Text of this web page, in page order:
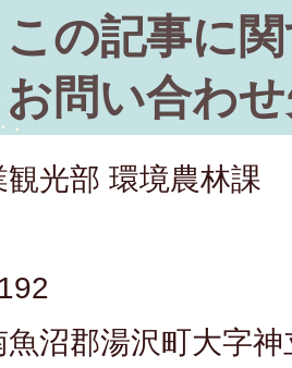
この記事に
お問い合わ
光部 環境農林課
魚沼郡湯沢町大字